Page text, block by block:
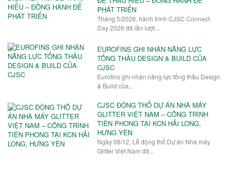
PHÁT TRIỂN
Tháng 5/2026, hành trình CJSC Connect
Day 2026 đã lần lượt...
EUROFINS GHI NHẬN NĂNG LỰC
TỔNG THẦU DESIGN & BUILD CỦA
CJSC
Eurofins ghi nhận năng lực tổng thầu Design
& Build của...
CJSC ĐỘNG THỔ DỰ ÁN NHÀ MÁY
GLITTER VIỆT NAM – CÔNG TRÌNH
TIÊN PHONG TẠI KCN HẢI LONG,
HƯNG YÊN
Ngày 06/12, Lễ động thổ Dự án Nhà máy
Glitter Việt Nam đã...